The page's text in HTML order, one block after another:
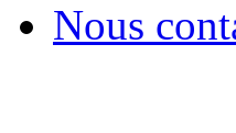
Nous